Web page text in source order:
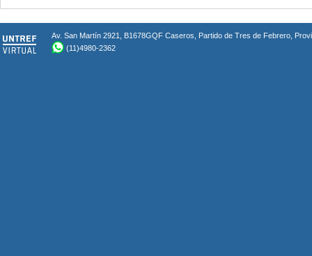
Av. San Martín 2921, B1678GQF Caseros, Partido de Tres de Febrero,
(11)4980-2362